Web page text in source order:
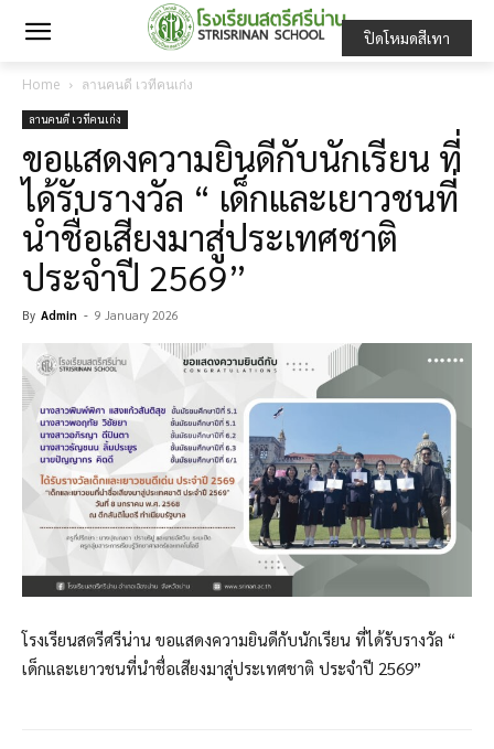
Home ลานคนดี เวทีคนเก่ง
ลานคนดี เวทีคนเก่ง
ขอแสดงความยินดีกับนักเรียน ที่
ได้รับรางวัล “ เด็กและเยาวชนที่
นำชื่อเสียงมาสู่ประเทศชาติ
ประจำปี 2569”
By Admin - 9 January 2026
โรงเรียนสตรีศรีน่าน ขอแสดงความยินดีกับนักเรียน ที่ได้รับรางวัล “
เด็กและเยาวชนที่นำชื่อเสียงมาสู่ประเทศชาติ ประจำปี 2569”
ปิดโหมดสีเทา